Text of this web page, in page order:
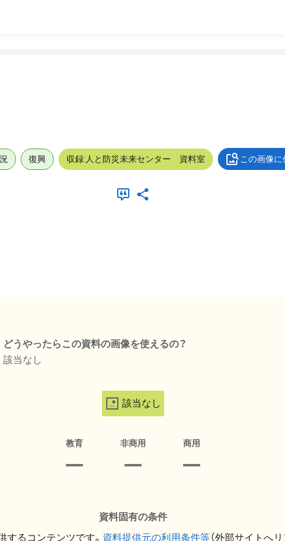
復興 収録:人と防災未来センター 資料室 この画像
どうやったらこの資料の画像を使えるの？
該当なし
該当なし
教育 非商用 商用
資料固有の条件
するコンテンツです。 資料提供元の利用条件等（外部サイトへ